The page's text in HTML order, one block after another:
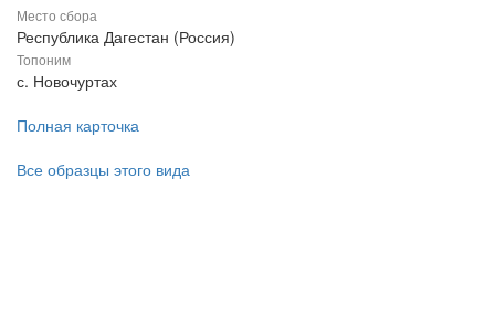
Место сбора
Республика Дагестан (Россия)
Топоним
с. Новочуртах
Полная карточка
Все образцы этого вида